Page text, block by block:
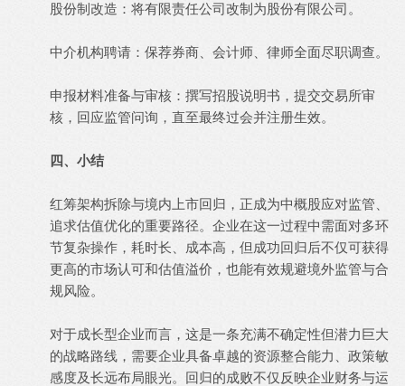
股份制改造：将有限责任公司改制为股份有限公司。
中介机构聘请：保荐券商、会计师、律师全面尽职调查。
申报材料准备与审核：撰写招股说明书，提交交易所审
核，回应监管问询，直至最终过会并注册生效。
四、小结
红筹架构拆除与境内上市回归，正成为中概股应对监管、
追求估值优化的重要路径。企业在这一过程中需面对多环
节复杂操作，耗时长、成本高，但成功回归后不仅可获得
更高的市场认可和估值溢价，也能有效规避境外监管与合
规风险。
对于成长型企业而言，这是一条充满不确定性但潜力巨大
的战略路线，需要企业具备卓越的资源整合能力、政策敏
感度及长远布局眼光。回归的成败不仅反映企业财务与运